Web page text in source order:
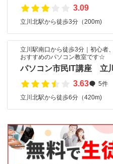
3.09
立川北駅から徒歩3分（200m)
立川駅南口から徒歩3分｜初心者
おすすめのパソコン教室です☆
パソコン市民IT講座 立
3.63
5件
立川北駅から徒歩6分（420m)